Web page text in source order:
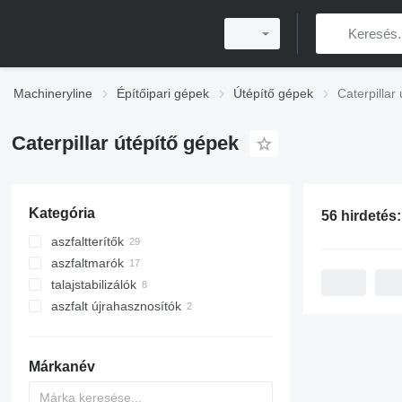
Machineryline Építőipari gépek Útépítő gépek Caterpillar
Caterpillar útépítő gépek
Kategória
aszfaltterítők
lánctalpas aszfaltterítők
kerekes aszfaltterítők
aszfaltmarók
talajstabilizálók
aszfalt újrahasznosítók
Márkanév
56 hirdetés: